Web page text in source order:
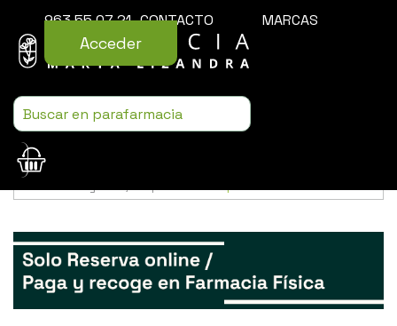
963 55 07 21 CONTACTO MARCAS
Acceder
Usamos cookies para mejorar la experiencia de la web. Si sigues